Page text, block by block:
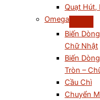
Quạt Hút,
Omega
Biến
Chữ Nhật
Biến
Tròn –
Cầu Chì
Chuyển